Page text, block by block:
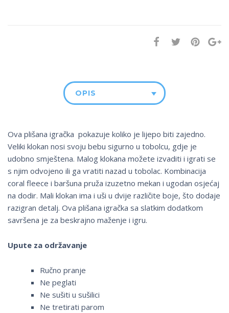
OPIS
Ova plišana igračka pokazuje koliko je lijepo biti zajedno.
Veliki klokan nosi svoju bebu sigurno u tobolcu, gdje je
udobno smještena. Malog klokana možete izvaditi i igrati se
s njim odvojeno ili ga vratiti nazad u tobolac. Kombinacija
coral fleece i baršuna pruža izuzetno mekan i ugodan osjećaj
na dodir. Mali klokan ima i uši u dvije različite boje, što dodaje
razigran detalj. Ova plišana igračka sa slatkim dodatkom
savršena je za beskrajno maženje i igru.
Upute za održavanje
Ručno pranje
Ne peglati
Ne sušiti u sušilici
Ne tretirati parom